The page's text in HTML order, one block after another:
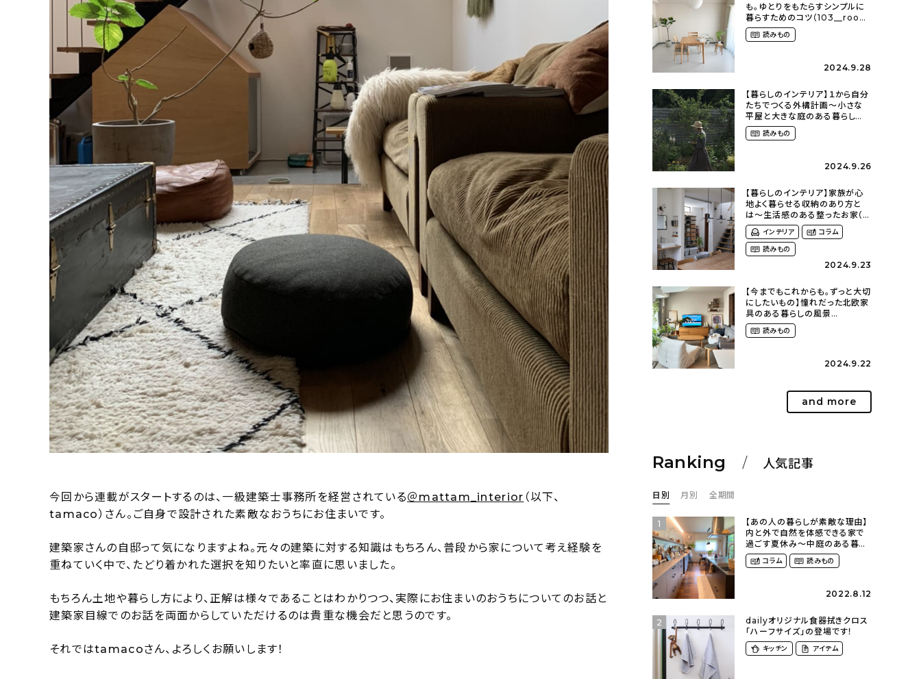
今回から連載がスタートするのは、一級建築士事務所を経営されている＠mattam_interior （以下、
tamaco）さん。ご自身で設計された素敵なおうちにお住まいです。
建築家さんの自邸って気になりますよね。元々の建築に対する知識はもちろん、普段から家について考え経験を
重ねていく中で、たどり着かれた選択を知りたいと率直に思いました。
もちろん土地や暮らし方により、正解は様々であることはわかりつつ、実際にお住まいのおうちについてのお話と
建築家目線でのお話を両面からしていただけるのは貴重な機会だと思うのです。
それではtamacoさん、よろしくお願いします！
も。ゆとりをもたらすシンプルに
暮らすためのコツ（103__room
さん）
読みもの
2024.9.28
【暮らしのインテリア】１から自分
たちでつくる外構計画〜小さな
平屋と大きな庭のある暮らし
（tsumikiniwaさん）
読みもの
2024.9.26
【暮らしのインテリア】家族が心
地よく暮らせる収納のあり方と
は〜生活感のある整ったお家（
kaya___ieさん）
インテリア
コラム
読みもの
2024.9.23
【今までもこれからも。ずっと大切
にしたいもの】憧れだった北欧家
具のある暮らしの風景
（m._.k_homeさん）
読みもの
2024.9.22
and more
Ranking 人気記事
日別 月別 全期間
1
【あの人の暮らしが素敵な理由】
内と外で自然を体感できる家で
過ごす夏休み〜中庭のある暮ら
し（yume_2700さん）
コラム 読みもの
2022.8.12
2
dailyオリジナル食器拭きクロス
「ハーフサイズ」の登場です！
キッチン アイテム